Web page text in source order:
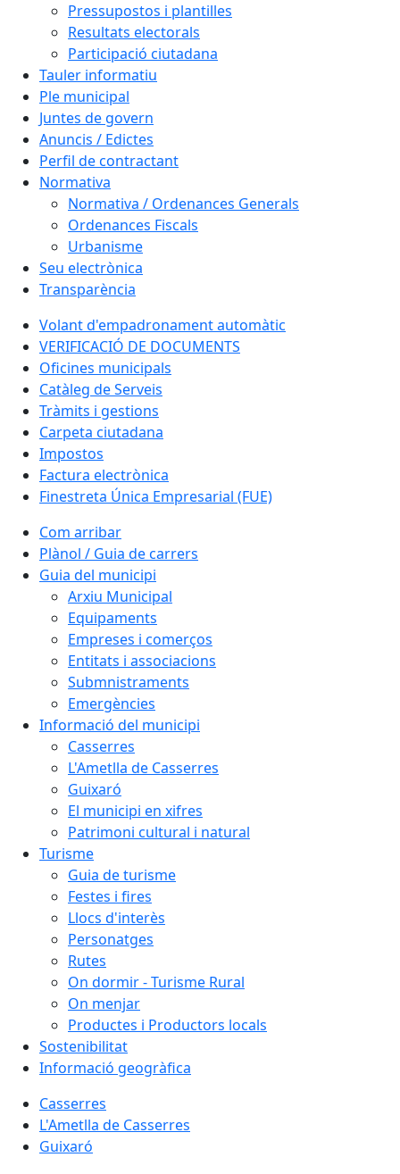
Pressupostos i plantilles
Resultats electorals
Participació ciutadana
Tauler informatiu
Ple municipal
Juntes de govern
Anuncis / Edictes
Perfil de contractant
Normativa
Normativa / Ordenances Generals
Ordenances Fiscals
Urbanisme
Seu electrònica
Transparència
Volant d'empadronament automàtic
VERIFICACIÓ DE DOCUMENTS
Oficines municipals
Catàleg de Serveis
Tràmits i gestions
Carpeta ciutadana
Impostos
Factura electrònica
Finestreta Única Empresarial (FUE)
Com arribar
Plànol / Guia de carrers
Guia del municipi
Arxiu Municipal
Equipaments
Empreses i comerços
Entitats i associacions
Submnistraments
Emergències
Informació del municipi
Casserres
L'Ametlla de Casserres
Guixaró
El municipi en xifres
Patrimoni cultural i natural
Turisme
Guia de turisme
Festes i fires
Llocs d'interès
Personatges
Rutes
On dormir - Turisme Rural
On menjar
Productes i Productors locals
Sostenibilitat
Informació geogràfica
Casserres
L'Ametlla de Casserres
Guixaró